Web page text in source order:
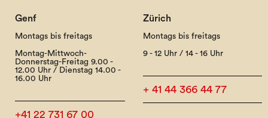
Genf
Montags bis freitags
Montag-Mittwoch-
Donnerstag-Freitag 9.00 -
12.00 Uhr / Dienstag 14.00 -
16.00 Uhr
+41 22 731 67 00
Zürich
Montags bis freitags
9 - 12 Uhr / 14 - 16 Uhr
+ 41 44 366 44 77